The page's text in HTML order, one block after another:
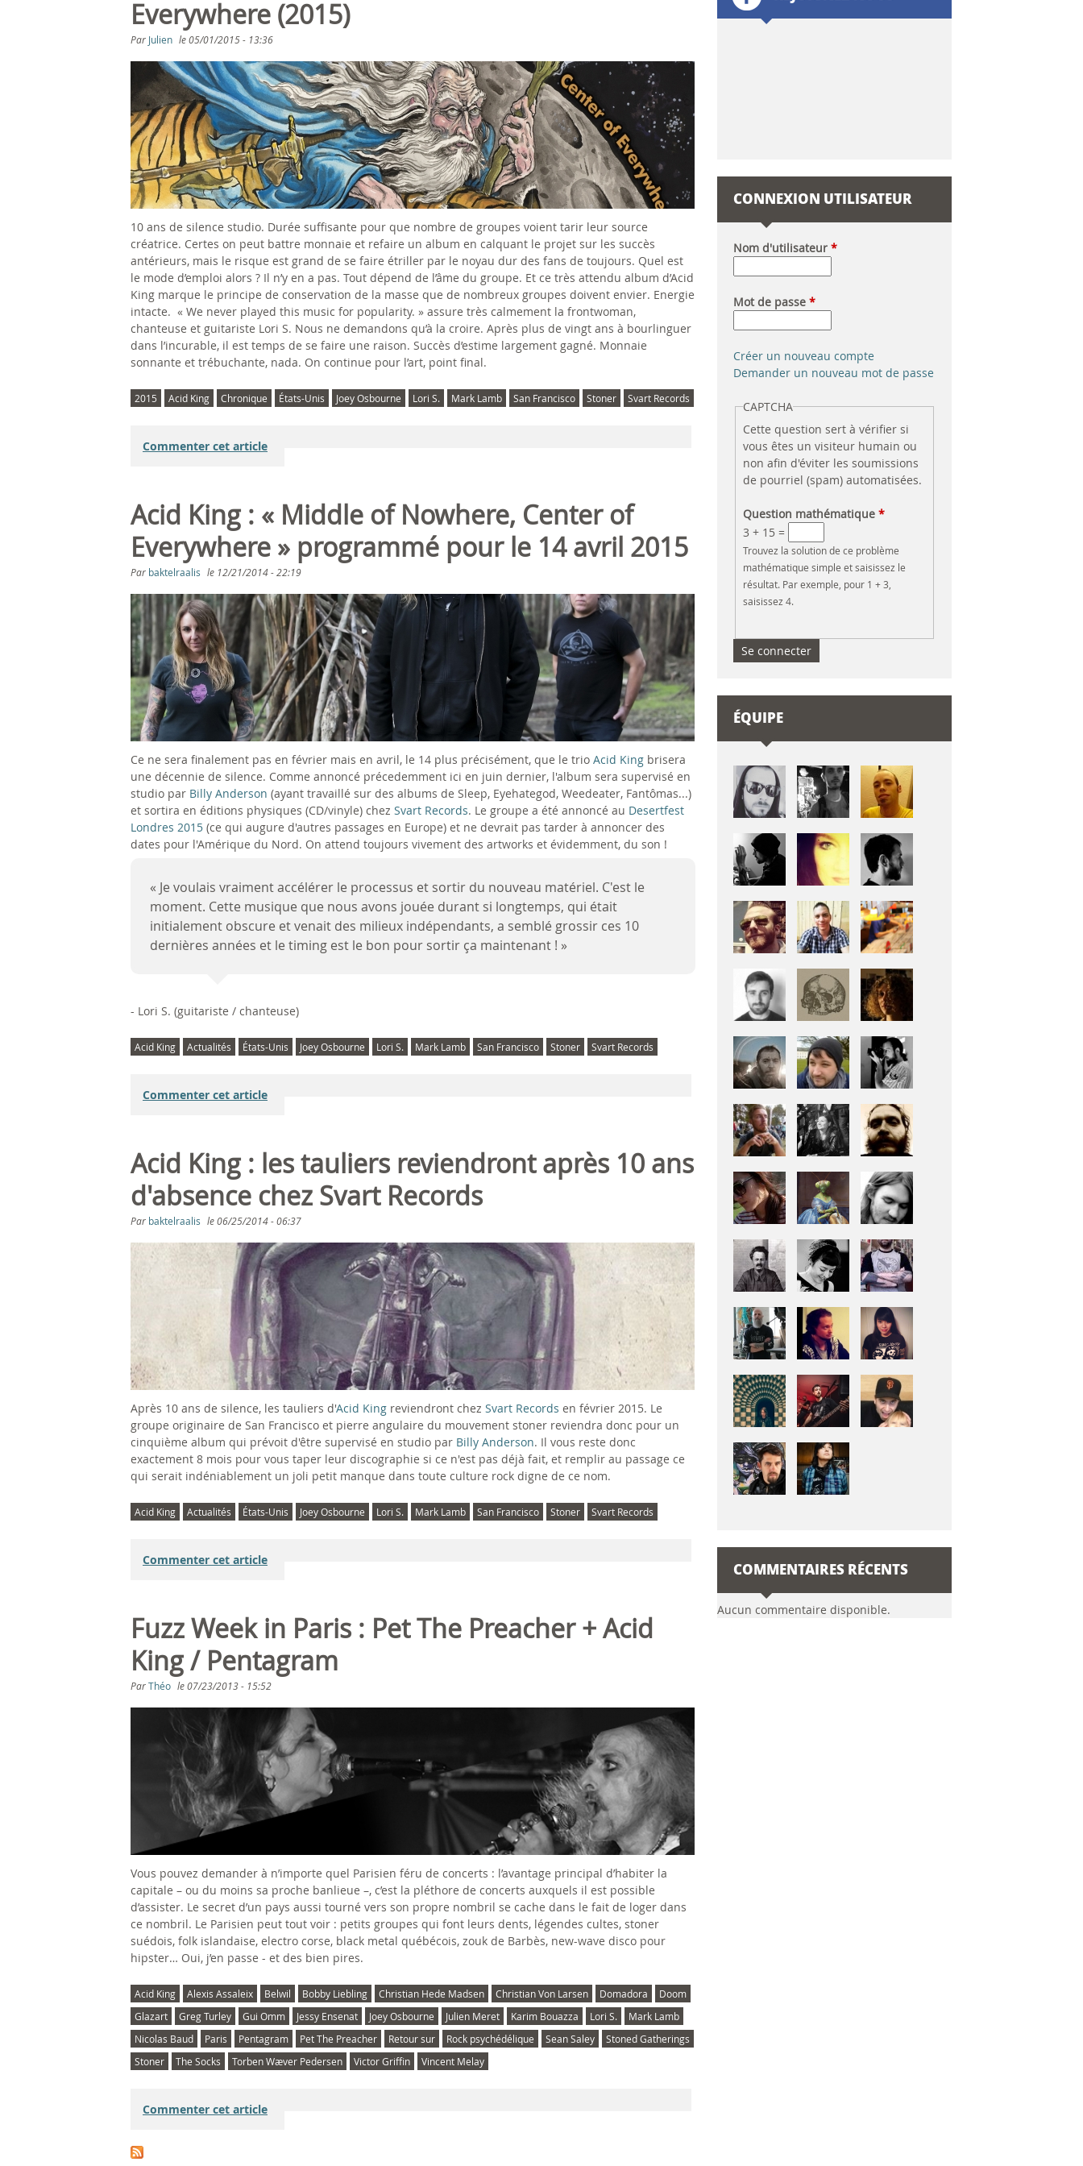
l
d
e
r
e
c
h
e
r
c
h
e
ê
t
e
s
i
c
i
Everywhere (2015)
Par Julien le05/01/2015 - 13:36
10 ans de silence studio. Durée suffisante pour que nombre de groupes voient tarir leur source
créatrice. Certes on peut battre monnaie et refaire un album en calquant le projet sur les succès
antérieurs, mais le risque est grand de se faire étriller par le noyau dur des fans de toujours. Quel est
le mode d’emploi alors ? Il n’y en a pas. Tout dépend de l’âme du groupe. Et ce très attendu album d’Acid
King marque le principe de conservation de la masse que de nombreux groupes doivent envier. Energie
intacte. « We never played this music for popularity. » assure très calmement la frontwoman,
chanteuse et guitariste Lori S. Nous ne demandons qu’à la croire. Après plus de vingt ans à bourlinguer
dans l’incurable, il est temps de se faire une raison. Succès d’estime largement gagné. Monnaie
sonnante et trébuchante, nada. On continue pour l’art, point final.
2015 Acid King Chronique États-Unis Joey Osbourne Lori S. Mark Lamb San Francisco Stoner Svart Records
Commenter cet article
Acid King : « Middle of Nowhere, Center of
Everywhere » programmé pour le 14 avril 2015
Par baktelraalis le 12/21/2014 - 22:19
Ce ne sera finalement pas en février mais en avril, le 14 plus précisément, que le trio Acid King brisera
une décennie de silence. Comme annoncé précedemment ici en juin dernier, l'album sera supervisé en
studio par Billy Anderson (ayant travaillé sur des albums de Sleep, Eyehategod, Weedeater, Fantômas...)
et sortira en éditions physiques (CD/vinyle) chez Svart Records. Le groupe a été annoncé au Desertfest
Londres 2015 (ce qui augure d'autres passages en Europe) et ne devrait pas tarder à annoncer des
dates pour l'Amérique du Nord. On attend toujours vivement des artworks et évidemment, du son !
« Je voulais vraiment accélérer le processus et sortir du nouveau matériel. C'est le
moment. Cette musique que nous avons jouée durant si longtemps, qui était
initialement obscure et venait des milieux indépendants, a semblé grossir ces 10
dernières années et le timing est le bon pour sortir ça maintenant ! »
- Lori S. (guitariste / chanteuse)
Acid King Actualités États-Unis Joey Osbourne Lori S. Mark Lamb San Francisco Stoner Svart Records
Commenter cet article
Acid King : les tauliers reviendront après 10 ans
d'absence chez Svart Records
Par baktelraalis le06/25/2014 - 06:37
Après 10 ans de silence, les tauliers d'Acid King reviendront chez Svart Records en février 2015. Le
groupe originaire de San Francisco et pierre angulaire du mouvement stoner reviendra donc pour un
cinquième album qui prévoit d'être supervisé en studio par Billy Anderson. Il vous reste donc
exactement 8 mois pour vous taper leur discographie si ce n'est pas déjà fait, et remplir au passage ce
qui serait indéniablement un joli petit manque dans toute culture rock digne de ce nom.
Acid King Actualités États-Unis Joey Osbourne Lori S. Mark Lamb San Francisco Stoner Svart Records
Commenter cet article
Fuzz Week in Paris : Pet The Preacher + Acid
King / Pentagram
ParThéo le07/23/2013 - 15:52
Vous pouvez demander à n’importe quel Parisien féru de concerts : l’avantage principal d’habiter la
capitale – ou du moins sa proche banlieue –, c’est la pléthore de concerts auxquels il est possible
d’assister. Le secret d’un pays aussi tourné vers son propre nombril se cache dans le fait de loger dans
ce nombril. Le Parisien peut tout voir : petits groupes qui font leurs dents, légendes cultes, stoner
suédois, folk islandaise, electro corse, black metal québécois, zouk de Barbès, new-wave disco pour
hipster… Oui, j’en passe - et des bien pires.
Acid King Alexis Assaleix Belwil Bobby Liebling Christian Hede Madsen Christian Von Larsen Domadora
Doom
Glazart
Greg Turley Gui Omm Jessy Ensenat Joey Osbourne Julien Meret Karim Bouazza Lori S.
Mark Lamb
Nicolas Baud
Paris Pentagram Pet The Preacher Retour sur Rock psychédélique Sean Saley
Stoned Gatherings
Stoner
The Socks Torben Wæver Pedersen Victor Griffin Vincent Melay
Commenter cet article
CONNEXION UTILISATEUR
Nom d'utilisateur*
Mot de passe*
Créer un nouveau compte
Demander un nouveau mot de passe
CAPTCHA
Cette question sert à vérifier si
vous êtes un visiteur humain ou
non afin d'éviter les soumissions
de pourriel (spam) automatisées.
Question mathématique*
3 + 15 =
Trouvez la solution de ce problème
mathématique simple et saisissez le
résultat. Par exemple, pour 1 + 3,
saisissez 4.
ÉQUIPE
COMMENTAIRES RÉCENTS
Aucun commentaire disponible.